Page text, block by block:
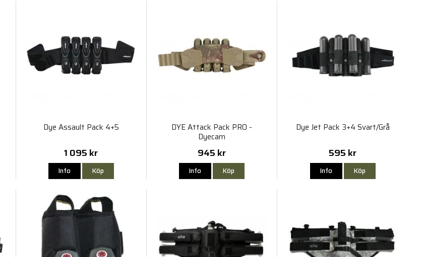
Dye Assault Pack 4+5
1 095 kr
Info Köp
DYE Attack Pack PRO -
Dyecam
945 kr
Info Köp
Dye Jet Pack 3+4 Svart/Grå
595 kr
Info Köp